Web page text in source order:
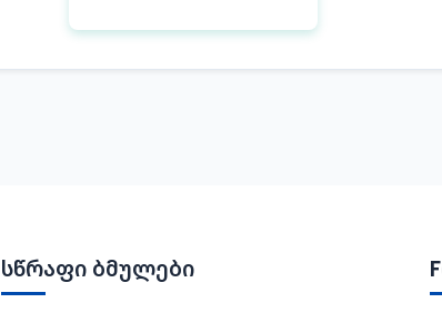
სწრაფი ბმულები